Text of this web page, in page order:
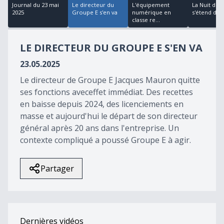
37
seconds
Journal du 23 mai
2025
Le directeur du
Groupe E s'en va
L'équipement
numérique en
classe re...
La Nuit des
s'étend
LE DIRECTEUR DU GROUPE E S'EN VA
23.05.2025
Le directeur de Groupe E Jacques Mauron quitte
ses fonctions aveceffet immédiat. Des recettes
en baisse depuis 2024, des licenciements en
masse et aujourd'hui le départ de son directeur
général après 20 ans dans l'entreprise. Un
contexte compliqué a poussé Groupe E à agir.
Partager
Dernières vidéos